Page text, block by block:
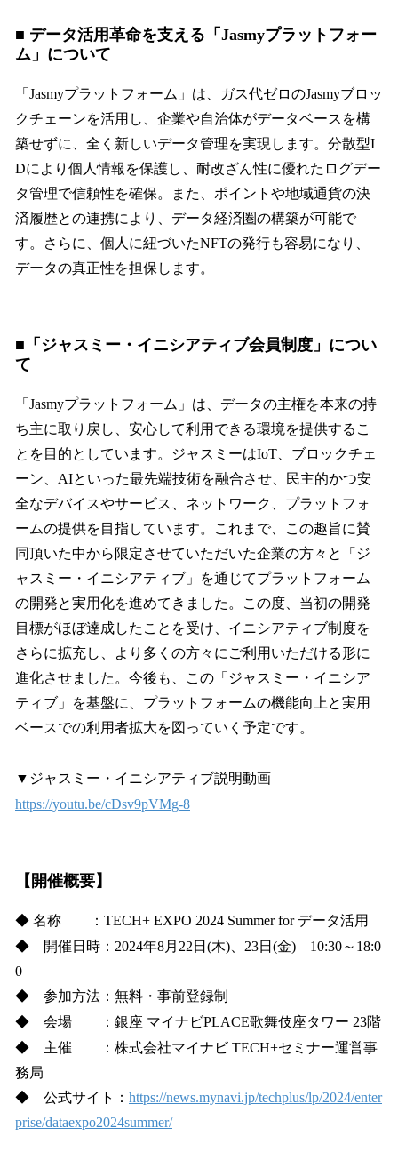
■ データ活用革命を支える「Jasmyプラットフォー
ム」について
「Jasmyプラットフォーム」は、ガス代ゼロのJasmyブロッ
クチェーンを活用し、企業や自治体がデータベースを構
築せずに、全く新しいデータ管理を実現します。分散型I
Dにより個人情報を保護し、耐改ざん性に優れたログデー
タ管理で信頼性を確保。また、ポイントや地域通貨の決
済履歴との連携により、データ経済圏の構築が可能で
す。さらに、個人に紐づいたNFTの発行も容易になり、
データの真正性を担保します。
■「ジャスミー・イニシアティブ会員制度」につい
て
「Jasmyプラットフォーム」は、データの主権を本来の持
ち主に取り戻し、安心して利用できる環境を提供するこ
とを目的としています。ジャスミーはIoT、ブロックチェ
ーン、AIといった最先端技術を融合させ、民主的かつ安
全なデバイスやサービス、ネットワーク、プラットフォ
ームの提供を目指しています。これまで、この趣旨に賛
同頂いた中から限定させていただいた企業の方々と「ジ
ャスミー・イニシアティブ」を通じてプラットフォーム
の開発と実用化を進めてきました。この度、当初の開発
目標がほぼ達成したことを受け、イニシアティブ制度を
さらに拡充し、より多くの方々にご利用いただける形に
進化させました。今後も、この「ジャスミー・イニシア
ティブ」を基盤に、プラットフォームの機能向上と実用
ベースでの利用者拡大を図っていく予定です。
▼ジャスミー・イニシアティブ説明動画
https://youtu.be/cDsv9pVMg-8
【開催概要】
◆ 名称 ：TECH+ EXPO 2024 Summer for データ活用
◆ 開催日時：2024年8月22日(木)、23日(金) 10:30～18:0
0
◆ 参加方法：無料・事前登録制
◆ 会場 ：銀座 マイナビPLACE歌舞伎座タワー 23階
◆ 主催 ：株式会社マイナビ TECH+セミナー運営事
務局
◆ 公式サイト： https://news.mynavi.jp/techplus/lp/2024/enter
prise/dataexpo2024summer/